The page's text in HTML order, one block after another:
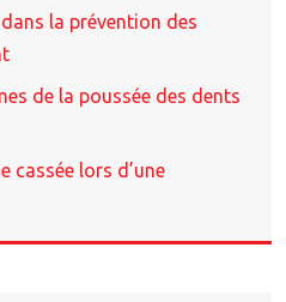
la prévention des
de la poussée des dents
cassée lors d’une